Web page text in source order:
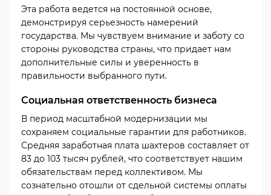
Эта работа ведется на постоянной основе,
демонстрируя серьезность намерений
государства. Мы чувствуем внимание и заботу со
стороны руководства страны, что придает нам
дополнительные силы и уверенность в
правильности выбранного пути.
Социальная ответственность бизнеса
В период масштабной модернизации мы
сохраняем социальные гарантии для работников.
Средняя заработная плата шахтеров составляет от
83 до 103 тысяч рублей, что соответствует нашим
обязательствам перед коллективом. Мы
сознательно отошли от сдельной системы оплаты